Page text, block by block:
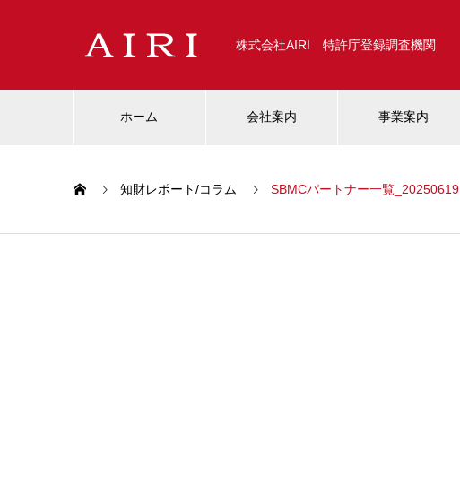
株式会社AIRI 特許庁登録調査機関
ホーム 会社案内 事業案内
知財レポート/コラム SBMCパートナー一覧_20250619